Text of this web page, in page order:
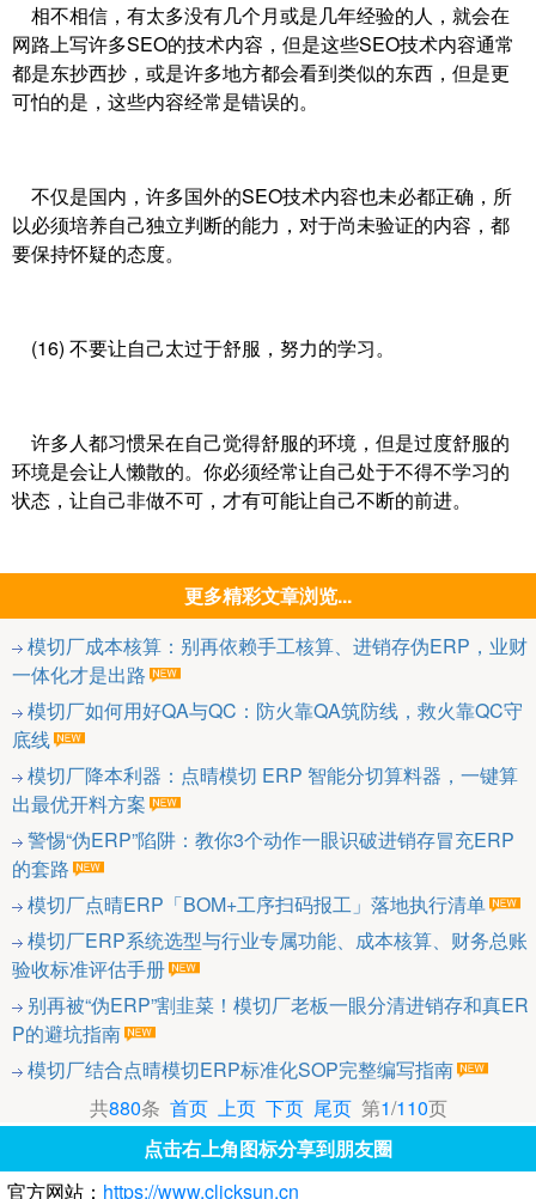
相不相信，有太多没有几个月或是几年经验的人，就会在
网路上写许多SEO的技术内容，但是这些SEO技术内容通常
都是东抄西抄，或是许多地方都会看到类似的东西，但是更
可怕的是，这些内容经常是错误的。
不仅是国内，许多国外的SEO技术内容也未必都正确，所
以必须培养自己独立判断的能力，对于尚未验证的内容，都
要保持怀疑的态度。
(16) 不要让自己太过于舒服，努力的学习。
许多人都习惯呆在自己觉得舒服的环境，但是过度舒服的
环境是会让人懒散的。你必须经常让自己处于不得不学习的
状态，让自己非做不可，才有可能让自己不断的前进。
更多精彩文章浏览...
模切厂成本核算：别再依赖手工核算、进销存伪ERP，业财
一体化才是出路
模切厂如何用好QA与QC：防火靠QA筑防线，救火靠QC守
底线
模切厂降本利器：点晴模切 ERP 智能分切算料器，一键算
出最优开料方案
警惕“伪ERP”陷阱：教你3个动作一眼识破进销存冒充ERP
的套路
模切厂点晴ERP「BOM+工序扫码报工」落地执行清单
模切厂ERP系统选型与行业专属功能、成本核算、财务总账
验收标准评估手册
别再被“伪ERP”割韭菜！模切厂老板一眼分清进销存和真ER
P的避坑指南
模切厂结合点晴模切ERP标准化SOP完整编写指南
共880条 首页 上页 下页 尾页第1/110页
点击右上角图标分享到朋友圈
官方网站： https://www.clicksun.cn